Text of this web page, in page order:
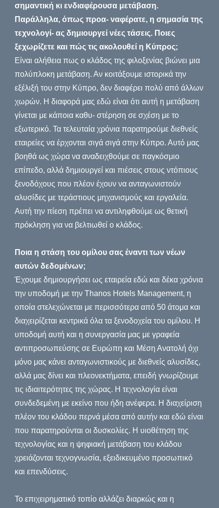
σημαντική κι ενδιαφέρουσα μετάβαση.
Παράλληλα, όπως προα- ναφέρατε, η σημασία της
τεχνολογί- ας δημιουργεί νέες τάσεις. Ποιες
ξεχωρίζετε και πώς τις ακολουθεί η Κύπρος;
Είναι αλήθεια πως ο κλάδος της φιλοξενίας βιώνει μια
πολύπλοκη μετάβαση. Αν κοιτάξουμε ιστορικά την
εξέλιξή του στην Κύπρο, δεν διαφέρει πολύ από άλλων
χωρών. Η διαφορά μας εδώ είναι ότι αυτή η μετάβαση
γίνεται με κάποια καθυ- στέρηση σε σχέση με το
εξωτερικό. Τα τελευταία χρόνια παρατηρούμε διεθνείς
εταιρείες να έρχονται σιγά σιγά στην Κύπρο. Αυτό μας
βοηθά ως χώρα να αναδειχθούμε σε παγκόσμιο
επίπεδο, αλλά δημιουργεί και πιέσεις στους ντόπιους
ξενοδόχους που πλέον έχουν να ανταγωνιστούν
αλυσίδες με τεράστιους μηχανισμούς και εργαλεία.
Αυτή την πίεση πρέπει να αντιληφθούμε ως θετική
πρόκληση για να βελτιωθεί ο κλάδος.
Ποια η στάση του ομίλου σας έναντι των νέων
αυτών δεδομένων;
Έχουμε δημιουργήσει ως εταιρεία εδώ και δέκα χρόνια
την υποδομή με την Thanos Hotels Management, η
οποία στελεχώνεται με περισσότερα από 50 άτομα και
διαχειρίζεται κεντρικά όλα τα ξενοδοχεία του ομίλου. Η
υποδομή αυτή και η συνεργασία μας με γραφεία
αντιπροσωπεύσης σε Ευρώπη και Μέση Ανατολή όχι
μόνο μας κάνει ανταγωνιστικούς με διεθνείς αλυσίδες,
αλλά μας δίνει και πλεονεκτήματα, επειδή γνωρίζουμε
τις ιδιαιτερότητες της χώρας. Η τεχνολογία είναι
συνδεδεμένη με εκείνο που ήδη ανέφερα. Η διαχείριση
πλέον του κλάδου περνά μέσα από αυτήν και εδώ είναι
που παρατηρούνται οι δυσκολίες. Η υιοθέτηση της
τεχνολογίας και η ψηφιακή μετάβαση του κλάδου
χρειάζονται τεχνογνωσία, εξειδικευμένο προσωπικό
και επενδύσεις.
Το επιχειρηματικό τοπίο αλλάζει διαρκώς και η